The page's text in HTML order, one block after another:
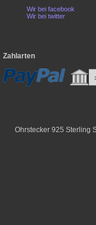
Wir bei facebook
Wir bei twitter
Zahlarten
Ohrstecker 925 Sterling